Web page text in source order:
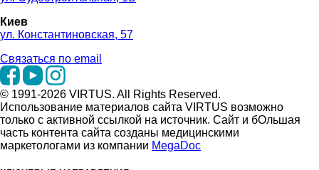
Киев
ул. Константиновская, 57
Связаться по email
© 1991-2026 VIRTUS. All Rights Reserved.
Использование материалов сайта VIRTUS возможно
только с активной ссылкой на источник. Сайт и бОльшая
часть контента сайта созданы медицинскими
маркетологами из компании MegaDoc